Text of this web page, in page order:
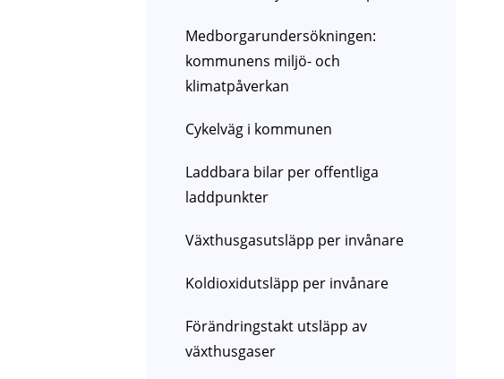
Medborgarundersökningen:
kommunens miljö- och
klimatpåverkan
Cykelväg i kommunen
Laddbara bilar per offentliga
laddpunkter
Växthusgasutsläpp per invånare
Koldioxidutsläpp per invånare
Förändringstakt utsläpp av
växthusgaser